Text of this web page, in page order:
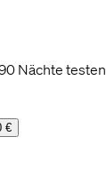
Nächte testen
€